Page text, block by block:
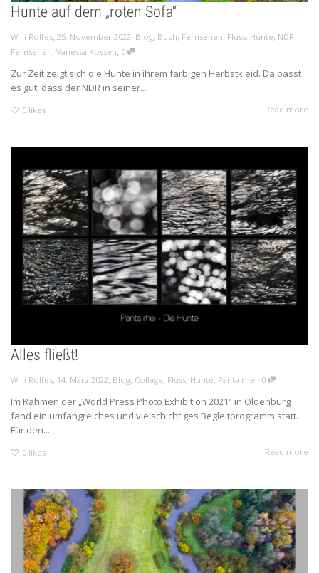
Hunte auf dem „roten Sofa“
Willi Rolfes, 25. November 2022, Blog, Buch, Fernsehen, Fluss, Hunte, NDR-
Fernsehen, Vanessa Kossen, 0
Zur Zeit zeigt sich die Hunte in ihrem farbigen Herbstkleid. Da passt
es gut, dass der NDR in seiner...
0 likes Read more
Alles fließt!
Willi Rolfes, 14. März 2022, Blog, Collage, Fluss, Hunte, Panta rhei, 0
Im Rahmen der „World Press Photo Exhibition 2021“ in Oldenburg
fand ein umfangreiches und vielschichtiges Begleitprogramm statt.
Für den...
0 likes Read more